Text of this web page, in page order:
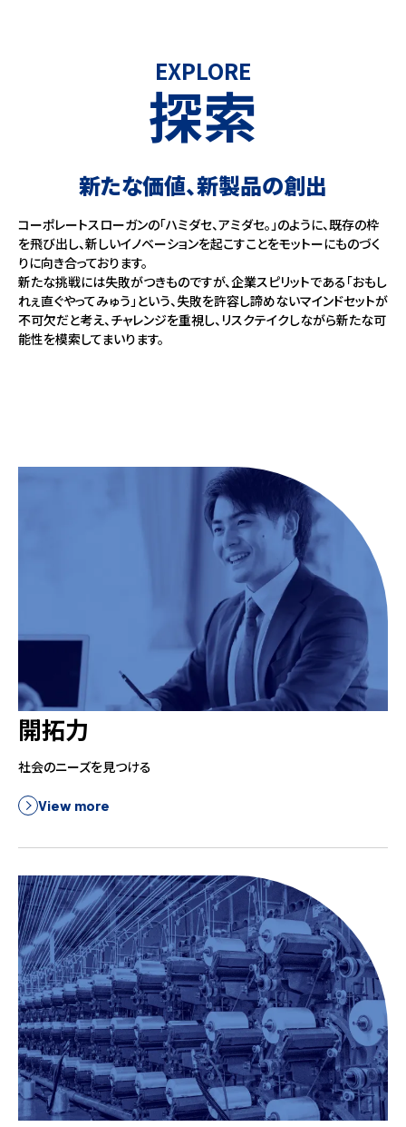
EXPLORE
探索
新たな価値、新製品の創出
コーポレートスローガンの「ハミダセ、アミダセ。」のように、既存の枠
を飛び出し、新しいイノベーションを起こすことをモットーにものづく
りに向き合っております。
新たな挑戦には失敗がつきものですが、企業スピリットである「おもし
れぇ直ぐやってみゅう」という、失敗を許容し諦めないマインドセットが
不可欠だと考え、チャレンジを重視し、リスクテイクしながら新たな可
能性を模索してまいります。
開拓力
社会のニーズを見つける
View more